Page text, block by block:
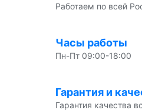
Работаем по всей
Часы работы
Пн-Пт 09:00-18:00
Гарантия и
Гарантия качества